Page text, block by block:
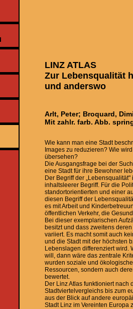
LINZ ATLAS
Zur Lebensqualität
und anderswo
Arlt, Peter; Broquard,
Mit zahlr. farb. Abb.
Wie kann man eine Stadt
Images zu reduzieren? Wie
übersehen?
Die Ausgangsfrage bei der
eine Stadt für ihre Bewohner
Der Begriff der
inhaltsleerer Begriff. Für die
standortorientierten und einer
diesen Begriff der
es mit Arbeit und
öffentlichen Verkehr, die
Bei dieser exemplarischen
besitzt und dass zweitens
variiert. Es macht somit auch
und die Stadt mit der höchsten
Lebenslagen differenziert wird.
will, dann wäre das zentrale
wurden soziale und
Ressourcen, sondern auch
bewertet.
Der Linz Atlas funktioniert nach
Stadtviertelvergleichs bis zum
aus der Blick auf andere
Stadt Linz im Vereinten Europa